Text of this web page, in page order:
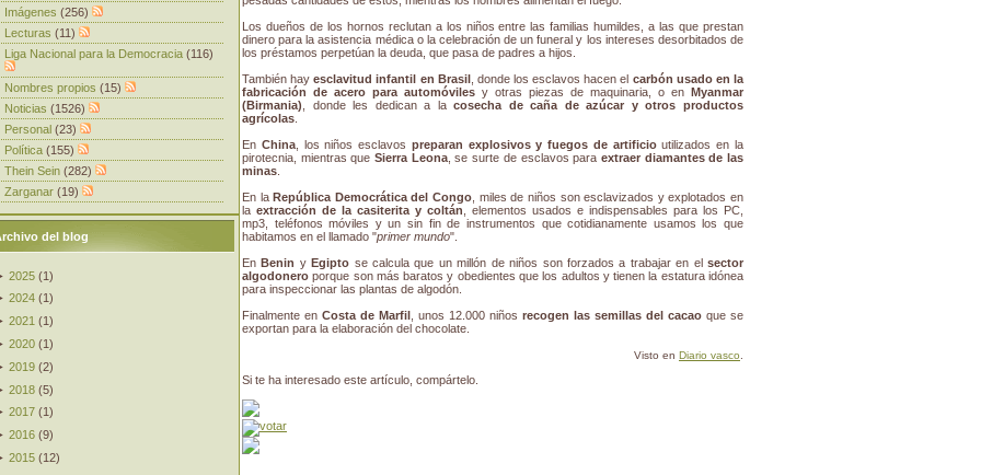
Los dueños de los hornos reclutan a los niños entre las familias humildes, a las que prestan
dinero para la asistencia médica o la celebración de un funeral y los intereses desorbitados de
los préstamos perpetúan la deuda, que pasa de padres a hijos.
También hayesclavitud infantil en Brasil, donde los esclavos hacen el carbón usado en la
fabricación de acero para automóviles y otras piezas de maquinaria, o en Myanmar
(Birmania) , donde les dedican a lacosecha de caña de azúcar y otros productos
agrícolas
En China, los niños esclavos preparan explosivos y fuegos de artificioutilizados en la
pirotecnia, mientras queSierra Leona, se surte de esclavos para extraer diamantes de las
minas
En laRepública Democrática del Congo , miles de niños son esclavizados y explotados en
la extracción de la casiterita y coltán , elementos usados e indispensables para los PC,
mp3, teléfonos móviles y un sin fin de instrumentos que cotidianamente usamos los que
habitamos en el llamado "primer mundo".
EnBenin yEgipto se calcula que un millón de niños son forzados a trabajar en elsector
algodonero porque son más baratos y obedientes que los adultos y tienen la estatura idónea
para inspeccionar las plantas de algodón.
Finalmente en Costa de Marfil , unos 12.000 niños recogen las semillas del cacao que se
exportan para la elaboración del chocolate.
Visto en Diario vasco
Si te ha interesado este artículo, compártelo.
Imágenes (256)
Lecturas (11)
Liga Nacional para la Democracia (116)
Nombres propios (15)
Noticias (1526)
Personal (23)
Política (155)
Thein Sein (282)
Zarganar (19)
del blog
2025 (1)
2024 (1 )
2021 (1)
2020 (1)
2019 (2)
2018 (5)
2017 (1 )
2016 (9)
2015 (12)